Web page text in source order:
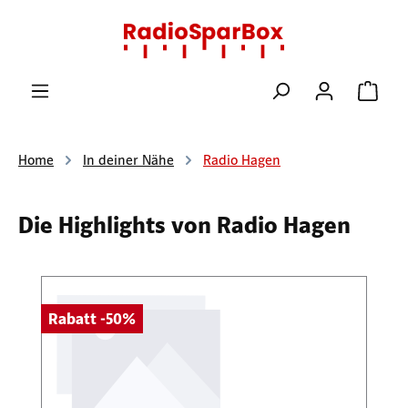
Zum Hauptinhalt springen
Home In deiner Nähe Radio Hagen
Die Highlights von Radio Hagen
Rabatt -50%